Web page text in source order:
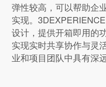
弹性较高，可以帮助企
实现。 3DEXPERIENCE
设计，提供开箱即用的
实现实时共享协作与灵
业和项目团队中具有深